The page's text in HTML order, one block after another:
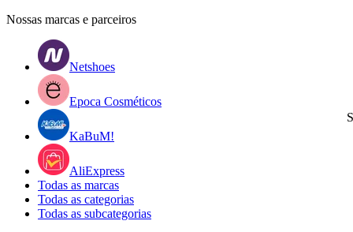
Nossas marcas e parceiros
Netshoes
Epoca Cosméticos
KaBuM!
AliExpress
Todas as marcas
Todas as categorias
Todas as subcategorias